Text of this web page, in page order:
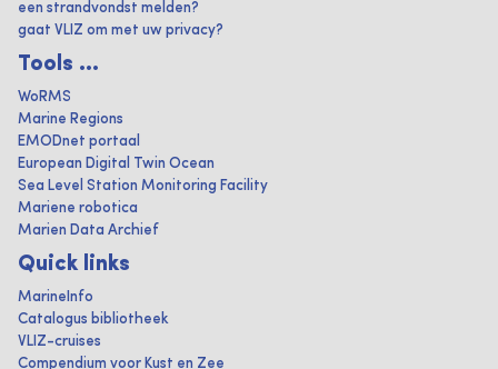
een strandvondst melden?
gaat VLIZ om met uw privacy?
Tools ...
WoRMS
Marine Regions
EMODnet portaal
European Digital Twin Ocean
Sea Level Station Monitoring Facility
Mariene robotica
Marien Data Archief
Quick links
MarineInfo
Catalogus bibliotheek
VLIZ-cruises
Compendium voor Kust en Zee